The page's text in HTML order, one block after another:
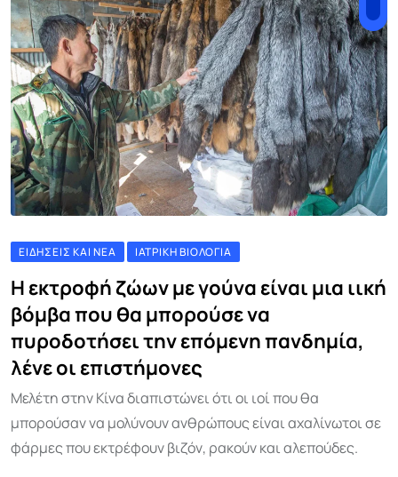
ΕΙΔΉΣΕΙΣ ΚΑΙ ΝΈΑ ΙΑΤΡΙΚΉ ΒΙΟΛΟΓΊΑ
Η εκτροφή ζώων με γούνα είναι μια ιική
βόμβα που θα μπορούσε να
πυροδοτήσει την επόμενη πανδημία,
λένε οι επιστήμονες
Μελέτη στην Κίνα διαπιστώνει ότι οι ιοί που θα
μπορούσαν να μολύνουν ανθρώπους είναι αχαλίνωτοι σε
φάρμες που εκτρέφουν βιζόν, ρακούν και αλεπούδες.